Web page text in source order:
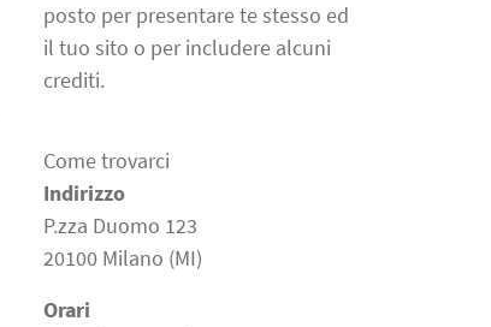
posto per presentare te stesso ed
il tuo sito o per includere alcuni
crediti.
Come trovarci
Indirizzo
P.zza Duomo 123
20100 Milano (MI)
Orari